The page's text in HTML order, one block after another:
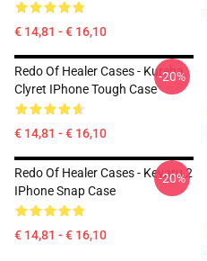
€ 14,81 - € 16,10
Redo Of Healer Cases - Kureha
Clyret IPhone Tough Case
€ 14,81 - € 16,10
-20%
Redo Of Healer Cases - Keyaru 2
IPhone Snap Case
€ 14,81 - € 16,10
-20%